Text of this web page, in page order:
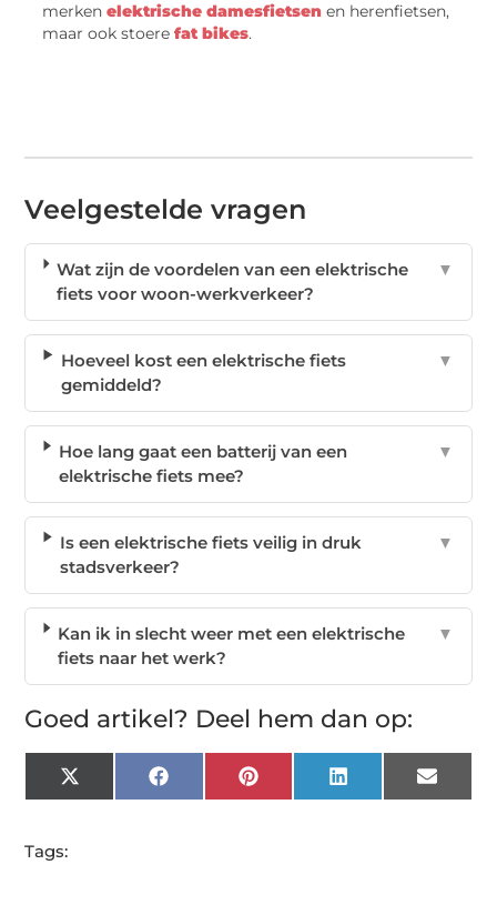
merkenelektrische damesfietsen en herenfietsen,
maar ook stoerefat bikes.
Veelgestelde vragen
Wat zijn de voordelen van een elektrische
fiets voor woon-werkverkeer?
▼
Hoeveel kost een elektrische fiets
gemiddeld?
▼
Hoe lang gaat een batterij van een
elektrische fiets mee?
▼
Is een elektrische fiets veilig in druk
stadsverkeer?
▼
Kan ik in slecht weer met een elektrische
fiets naar het werk?
▼
Goed artikel? Deel hem dan op:
X
(Twitter)
FacebookPinterest LinkedIn Email
Tags: